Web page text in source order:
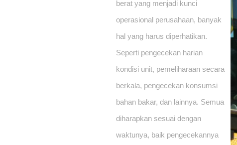
berat yang menjadi kunci
operasional perusahaan, banyak
hal yang harus diperhatikan.
Seperti pengecekan harian
kondisi unit, pemeliharaan secara
berkala, pengecekan konsumsi
bahan bakar, dan lainnya. Semua
diharapkan sesuai dengan
waktunya, baik pengecekannya